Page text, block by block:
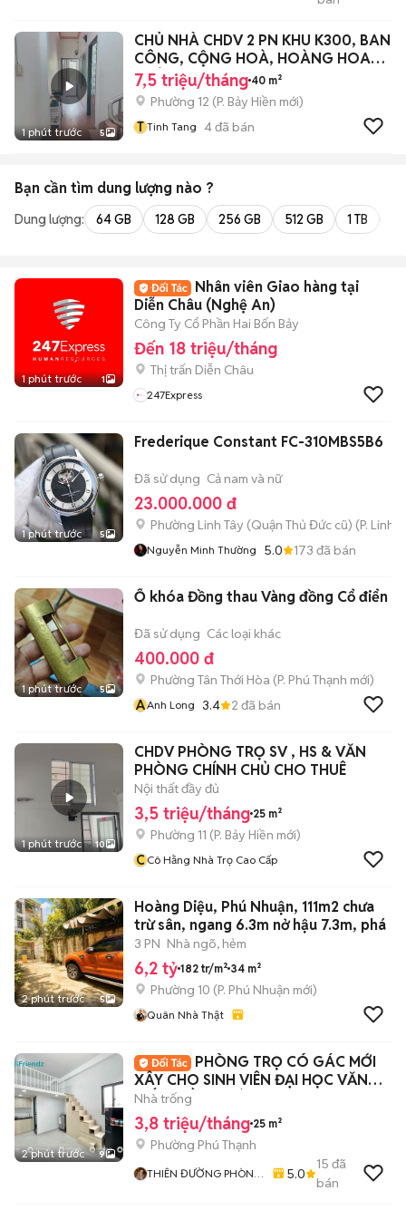
1 phút trước 5
CHỦ NHÀ CHDV 2 PN KHU K300, BAN
CÔNG, CỘNG HOÀ, HOÀNG HOA
THÁM
7,5 triệu/tháng 40 m²
Phường 12 (P. Bảy Hiền mới)
T Tinh Tang 4đã bán
Bạn cần tìm dung lượng nào ?
Dung lượng: 64 GB 128 GB 256 GB 512 GB 1 TB
1 phút trước 1
Nhân viên Giao hàng tại
Diễn Châu (Nghệ An)
Công Ty Cổ Phần Hai Bốn Bảy
Đến 18 triệu/tháng
Thị trấn Diễn Châu
247Express
1 phút trước 5
Frederique Constant FC-310MBS5B6
Đã sử dụng Cả nam và nữ
23.000.000 đ
Phường Linh Tây (Quận Thủ Đức cũ) (P. Linh
Nguyễn Minh Thường 5.0 173 đã bán
1 phút trước 5
Ổ khóa Đồng thau Vàng đồng Cổ điển
Đã sử dụng Các loại khác
400.000 đ
Phường Tân Thới Hòa (P. Phú Thạnh mới)
AAnh Long 3.4 2 đã bán
1 phút trước 10
CHDV PHÒNG TRỌ SV , HS & VĂN
PHÒNG CHÍNH CHỦ CHO THUÊ
Nội thất đầy đủ
3,5 triệu/tháng 25 m²
Phường 11 (P. Bảy Hiền mới)
CCô Hằng Nhà Trọ Cao Cấp
2 phút trước 5
Hoàng Diệu, Phú Nhuận, 111m2 chưa
trừ sân, ngang 6.3m nở hậu 7.3m, phá
3 PN Nhà ngõ, hẻm
6,2 tỷ 182 tr/m² 34 m²
Phường 10 (P. Phú Nhuận mới)
Quân Nhà Thật
2 phút trước 9
PHÒNG TRỌ CÓ GÁC MỚI
XÂY CHO SINH VIÊN ĐẠI HỌC VĂN
HIẾN - HỒNG BÀNG
Nhà trống
3,8 triệu/tháng 25 m²
Phường Phú Thạnh
THIÊN ĐƯỜNG PHÒNG
5.0
15 đã
bán